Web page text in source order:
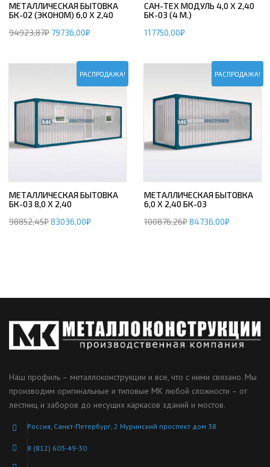
МЕТАЛЛИЧЕСКАЯ БЫТОВКА
БК-02 (ЭКОНОМ) 6,0 Х 2,40
94923,87₽ 79736,00₽
САН-ТЕХ МОДУЛЬ 4,0 Х 2,40
БК-03 (4 М.)
117750,00₽
РАСПРОДАЖА!
МЕТАЛЛИЧЕСКАЯ БЫТОВКА
БК-03 8,0 Х 2,40
98852,45₽83036,00₽
РАСПРОДАЖА!
МЕТАЛЛИЧЕСКАЯ БЫТОВКА
6,0 Х 2,40 БК-03
100876,26₽84736,00₽
Наш профиль – металлоконструкции и все, что с ними связано. Мы
производим оригинальные и типовые МК любой сложности – от
лестниц и заборов до несущих каркасов зданий и мостов.
Россия, Санкт-Петербург, 2 Муринский проспект дом 38
8 (812) 603-49-30